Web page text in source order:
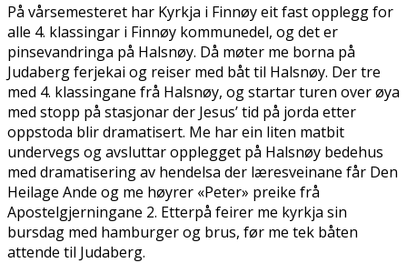
På vårsemesteret har Kyrkja i Finnøy eit fast opplegg for
alle 4. klassingar i Finnøy kommunedel, og det er
pinsevandringa på Halsnøy. Då møter me borna på
Judaberg ferjekai og reiser med båt til Halsnøy. Der treff
med 4. klassingane frå Halsnøy, og startar turen over øya
med stopp på stasjonar der Jesus’ tid på jorda etter
oppstoda blir dramatisert. Me har ein liten matbit
undervegs og avsluttar opplegget på Halsnøy bedehus
med dramatisering av hendelsa der læresveinane får Den
Heilage Ande og me høyrer «Peter» preike frå
Apostelgjerningane 2. Etterpå feirer me kyrkja sin
bursdag med hamburger og brus, før me tek båten
attende til Judaberg.